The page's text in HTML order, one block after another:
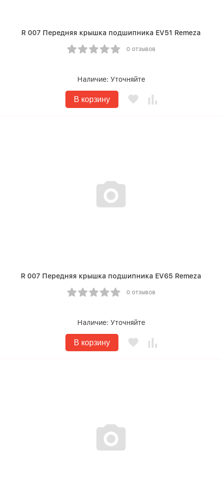
R 007 Передняя крышка подшипника EV51 Remeza
0 отзывов
Наличие: Уточняйте
В корзину
R 007 Передняя крышка подшипника EV65 Remeza
0 отзывов
Наличие: Уточняйте
В корзину